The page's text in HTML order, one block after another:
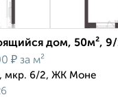
дом, 50м²,
₽ за м²
мкр. 6/2, ЖК Моне